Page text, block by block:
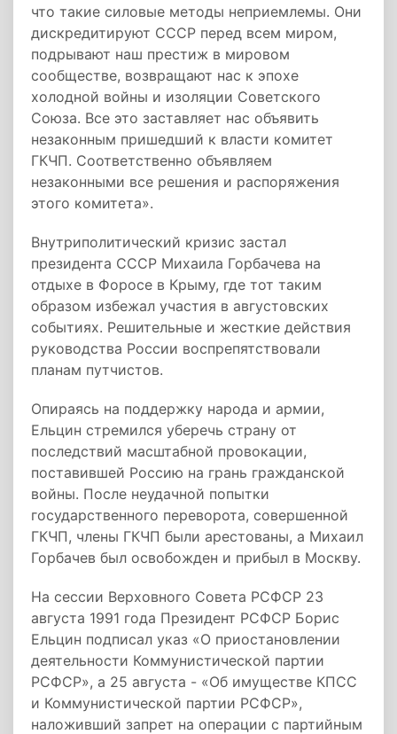
что такие силовые методы неприемлемы. Они
дискредитируют СССР перед всем миром,
подрывают наш престиж в мировом
сообществе, возвращают нас к эпохе
холодной войны и изоляции Советского
Союза. Все это заставляет нас объявить
незаконным пришедший к власти комитет
ГКЧП. Соответственно объявляем
незаконными все решения и распоряжения
этого комитета».
Внутриполитический кризис застал
президента СССР Михаила Горбачева на
отдыхе в Форосе в Крыму, где тот таким
образом избежал участия в августовских
событиях. Решительные и жесткие действия
руководства России воспрепятствовали
планам путчистов.
Опираясь на поддержку народа и армии,
Ельцин стремился уберечь страну от
последствий масштабной провокации,
поставившей Россию на грань гражданской
войны. После неудачной попытки
государственного переворота, совершенной
ГКЧП, члены ГКЧП были арестованы, а Михаил
Горбачев был освобожден и прибыл в Москву.
На сессии Верховного Совета РСФСР 23
августа 1991 года Президент РСФСР Борис
Ельцин подписал указ «О приостановлении
деятельности Коммунистической партии
РСФСР», а 25 августа - «Об имуществе КПСС
и Коммунистической партии РСФСР»,
наложивший запрет на операции с партийным